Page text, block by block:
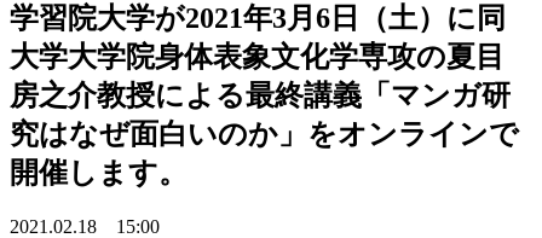
学習院大学が2021年3月6日（土）に同
大学大学院身体表象文化学専攻の夏目
房之介教授による最終講義「マンガ研
究はなぜ面白いのか」をオンラインで
開催します。
2021.02.18 15:00